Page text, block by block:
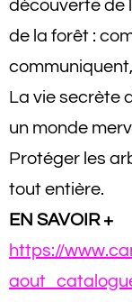
découverte de
de la forêt :
La vie secrète
un monde
Protéger les
tout entière.
EN SAVOIR +
https://